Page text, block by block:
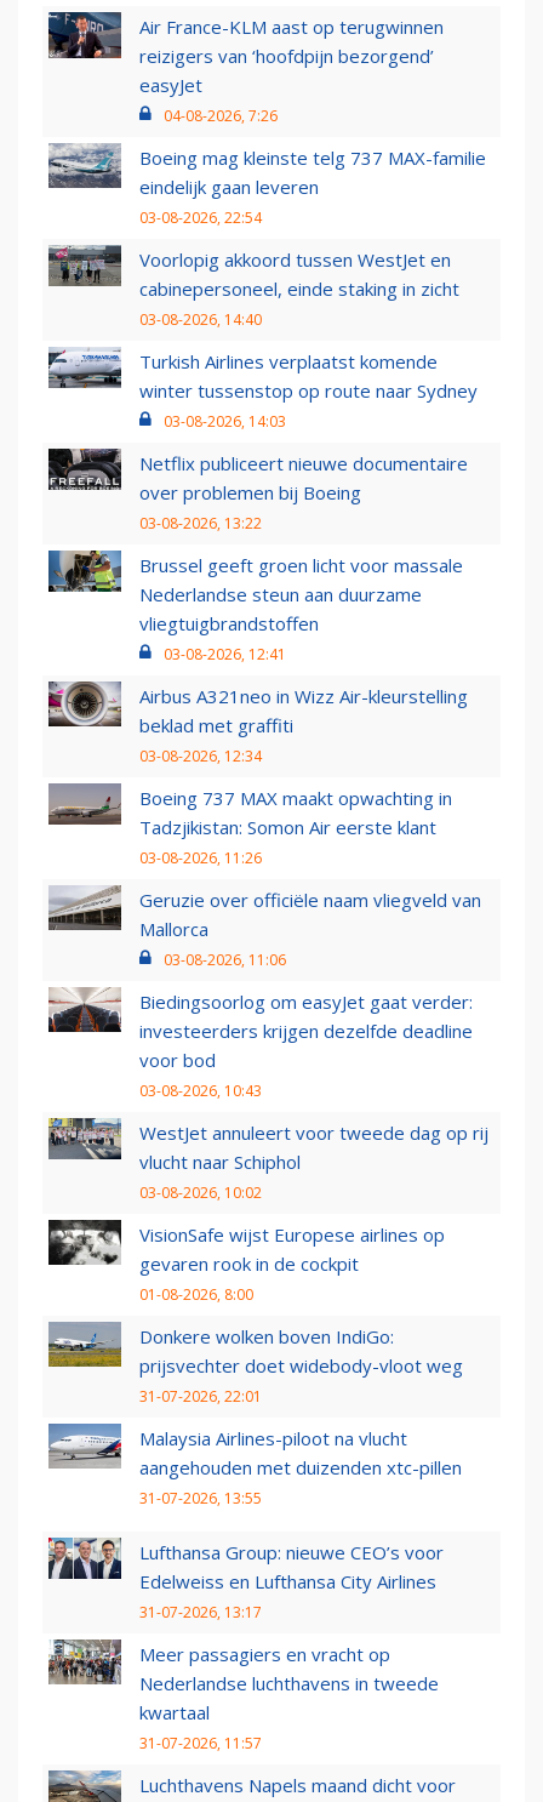
Air France-KLM aast op terugwinnen
reizigers van ‘hoofdpijn bezorgend’
easyJet
04-08-2026, 7:26
Boeing mag kleinste telg 737 MAX-familie
eindelijk gaan leveren
03-08-2026, 22:54
Voorlopig akkoord tussen WestJet en
cabinepersoneel, einde staking in zicht
03-08-2026, 14:40
Turkish Airlines verplaatst komende
winter tussenstop op route naar Sydney
03-08-2026, 14:03
Netflix publiceert nieuwe documentaire
over problemen bij Boeing
03-08-2026, 13:22
Brussel geeft groen licht voor massale
Nederlandse steun aan duurzame
vliegtuigbrandstoffen
03-08-2026, 12:41
Airbus A321neo in Wizz Air-kleurstelling
beklad met graffiti
03-08-2026, 12:34
Boeing 737 MAX maakt opwachting in
Tadzjikistan: Somon Air eerste klant
03-08-2026, 11:26
Geruzie over officiële naam vliegveld van
Mallorca
03-08-2026, 11:06
Biedingsoorlog om easyJet gaat verder:
investeerders krijgen dezelfde deadline
voor bod
03-08-2026, 10:43
WestJet annuleert voor tweede dag op rij
vlucht naar Schiphol
03-08-2026, 10:02
VisionSafe wijst Europese airlines op
gevaren rook in de cockpit
01-08-2026, 8:00
Donkere wolken boven IndiGo:
prijsvechter doet widebody-vloot weg
31-07-2026, 22:01
Malaysia Airlines-piloot na vlucht
aangehouden met duizenden xtc-pillen
31-07-2026, 13:55
Lufthansa Group: nieuwe CEO’s voor
Edelweiss en Lufthansa City Airlines
31-07-2026, 13:17
Meer passagiers en vracht op
Nederlandse luchthavens in tweede
kwartaal
31-07-2026, 11:57
Luchthavens Napels maand dicht voor